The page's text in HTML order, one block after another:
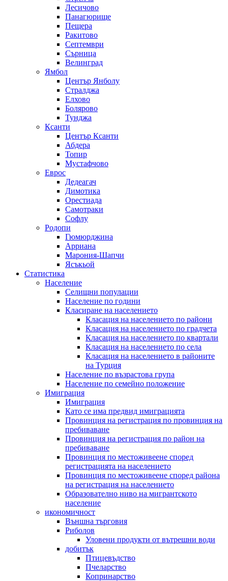
Лесичово
Панагюрище
Пещера
Ракитово
Септември
Сърница
Велинград
Ямбол
Център Янболу
Стралджа
Елхово
Болярово
Тунджа
Ксанти
Център Ксанти
Абдера
Топир
Мустафчово
Еврос
Дедеагач
Димотика
Орестиада
Самотраки
Софлу
Родопи
Гюмюрджина
Арриана
Марония-Шапчи
Ясъкьой
Статистика
Население
Селищни популации
Население по години
Класиране на населението
Класация на населението по райони
Класация на населението по градчета
Класация на населението по квартали
Класация на населението по села
Класация на населението в районите
на Турция
Население по възрастова група
Население по семейно положение
Имиграция
Имиграция
Като се има предвид имиграцията
Провинция на регистрация по провинция на
пребиваване
Провинция на регистрация по район на
пребиваване
Провинция по местоживеене според
регистрацията на населението
Провинция по местоживеене според района
на регистрация на населението
Образователно ниво на мигрантското
население
икономичност
Външна търговия
Риболов
Уловени продукти от вътрешни води
добитък
Птицевъдство
Пчеларство
Копринарство